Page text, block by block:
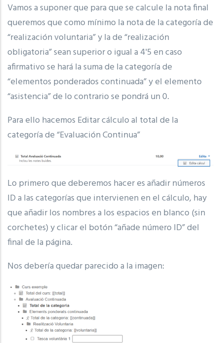
Vamos a suponer que para que se calcule la nota final
queremos que como mínimo la nota de la categoría de
“realización voluntaria” y la de “realización
obligatoria” sean superior o igual a 4'5 en caso
afirmativo se hará la suma de la categoría de
“elementos ponderados continuada” y el elemento
“asistencia” de lo contrario se pondrá un 0.
Para ello hacemos Editar cálculo al total de la
categoría de “Evaluación Continua”
Lo primero que deberemos hacer es añadir números
ID a las categorías que intervienen en el cálculo, hay
que añadir los nombres a los espacios en blanco (sin
corchetes) y clicar el botón “añade número ID” del
final de la página.
Nos debería quedar parecido a la imagen: